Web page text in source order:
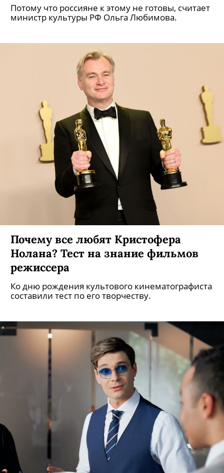
Актер Театра Ленсовета сыграл одну из самых
ярких ролей в главном блокбастере 2019 года
«Холоп».
Драмы больше нет: Минкульт не
пустит в российский прокат
тяжелые фильмы, а только
«светлые и простые»